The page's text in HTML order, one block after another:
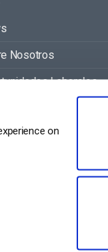
on
Nosotros
Laborales